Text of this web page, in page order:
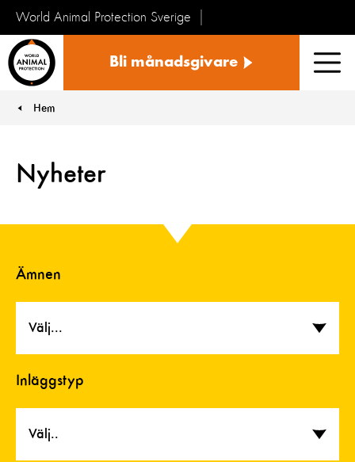
World Animal Protection Sverige
Bli månadsgivare
Hem
Nyheter
Ämnen
Välj...
Inläggstyp
Välj..